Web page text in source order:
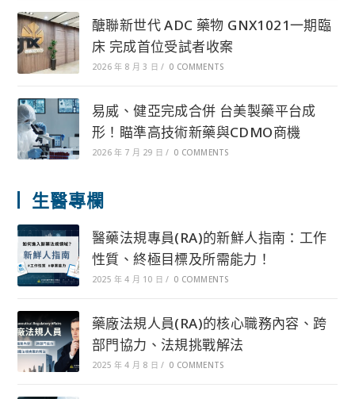
醣聯新世代 ADC 藥物 GNX1021一期臨
床 完成首位受試者收案
2026 年 8 月 3 日 / 0 COMMENTS
易威、健亞完成合併 台美製藥平台成
形！瞄準高技術新藥與CDMO商機
2026 年 7 月 29 日 / 0 COMMENTS
生醫專欄
醫藥法規專員(RA)的新鮮人指南：工作
性質、終極目標及所需能力！
2025 年 4 月 10 日 / 0 COMMENTS
藥廠法規人員(RA)的核心職務內容、跨
部門協力、法規挑戰解法
2025 年 4 月 8 日 / 0 COMMENTS